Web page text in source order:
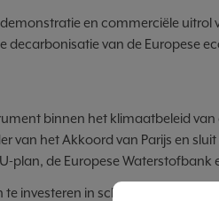
en commerciële uitrol
decarbonisatie van de Europese
binnen het klimaatbeleid
van het Akkoord van Parijs en
plan, de Europese Waterstofbank
investeren in schone energie en